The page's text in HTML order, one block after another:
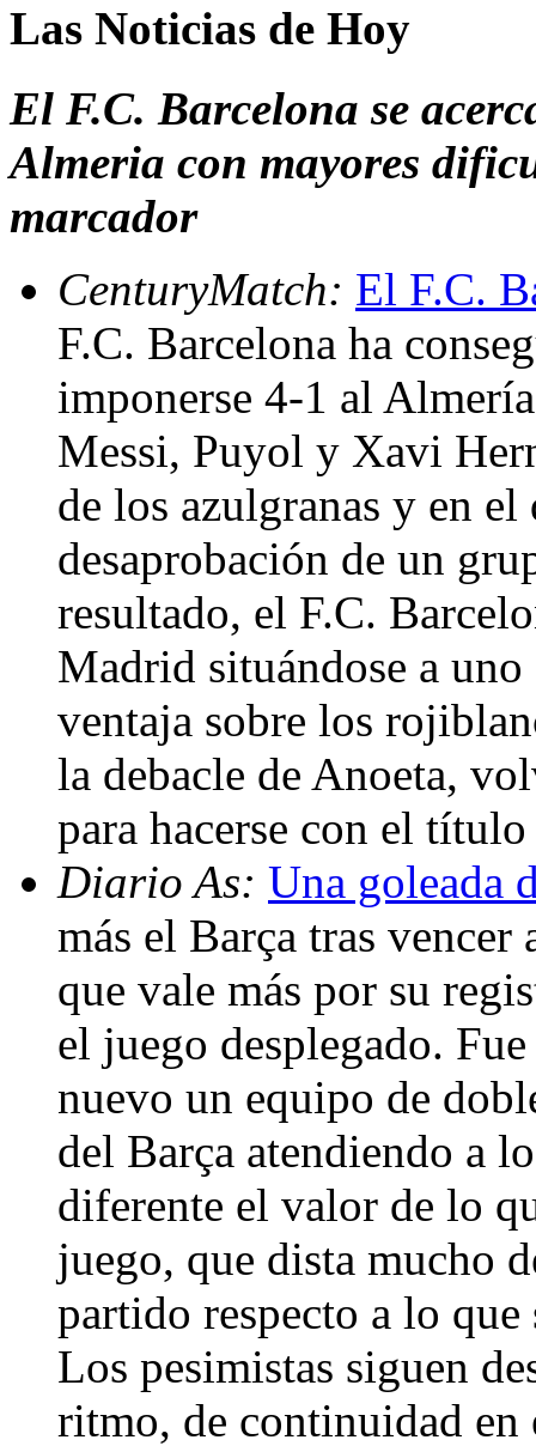
Las Noticias de Hoy
El F.C. Barcelona se
Almeria con mayores
marcador
CenturyMatch: El F.C.
F.C. Barcelona ha
imponerse 4-1 al
Messi, Puyol y Xavi
de los azulgranas y en
desaprobación de un
resultado, el F.C.
Madrid situándose a
ventaja sobre los
la debacle de Anoeta,
para hacerse con el
Diario As: Una goleada
más el Barça tras
que vale más por su
el juego desplegado.
nuevo un equipo de
del Barça atendiendo a
diferente el valor de lo
juego, que dista mucho
partido respecto a lo que
Los pesimistas siguen
ritmo, de continuidad en